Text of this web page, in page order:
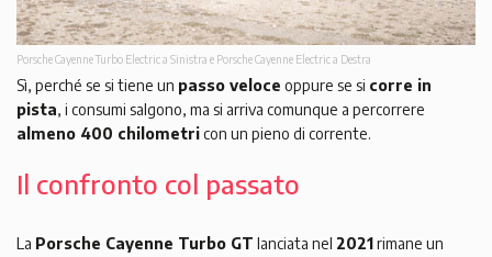
Porsche Cayenne Turbo Electric a Sinistra e Porsche Cayenne Electric a Destra
Sì, perché se si tiene un passo veloce oppure se si corre in
pista, i consumi salgono, ma si arriva comunque a percorrere
almeno 400 chilometricon un pieno di corrente.
Il confronto col passato
La Porsche Cayenne Turbo GT lanciata nel 2021rimane un